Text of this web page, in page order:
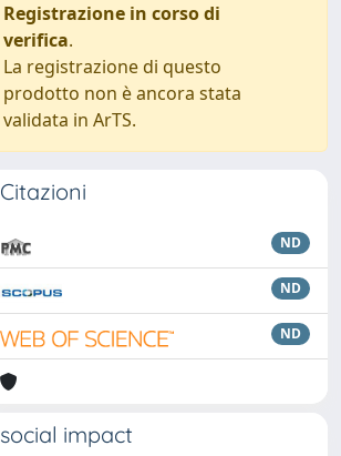
Registrazione in corso di
verifica.
La registrazione di questo
prodotto non è ancora stata
validata in ArTS.
Citazioni
ND
ND
ND
social impact